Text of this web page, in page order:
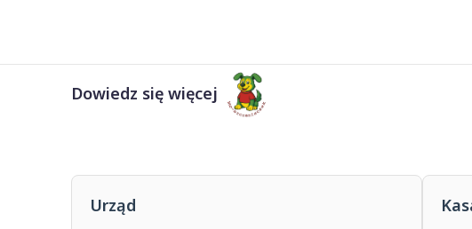
Dowiedz się więcej
Urząd